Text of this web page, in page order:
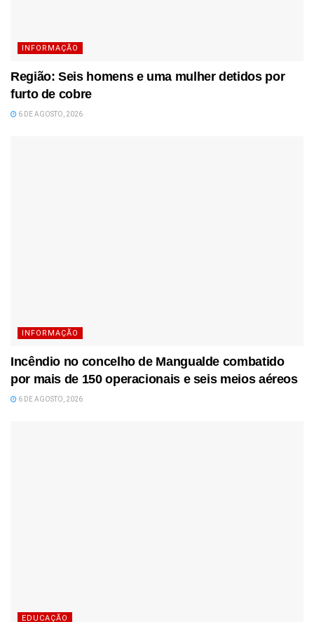
INFORMAÇÃO
Região: Seis homens e uma mulher detidos por
furto de cobre
6 DE AGOSTO, 2026
INFORMAÇÃO
Incêndio no concelho de Mangualde combatido
por mais de 150 operacionais e seis meios aéreos
6 DE AGOSTO, 2026
EDUCAÇÃO